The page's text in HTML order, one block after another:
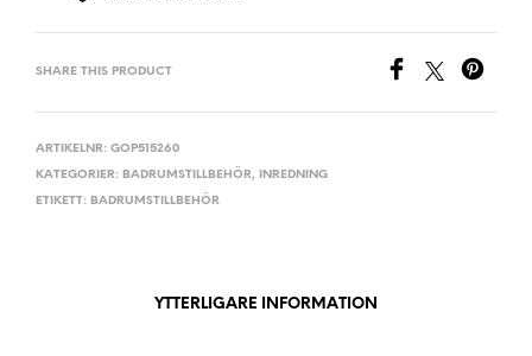
SHARE THIS PRODUCT
ARTIKELNR: GOP515260
KATEGORIER: BADRUMSTILLBEHÖR,
INREDNING
ETIKETT: BADRUMSTILLBEHÖR
YTTERLIGARE INFORMATION